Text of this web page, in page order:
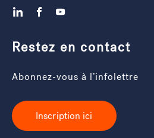
Restez en contact
Abonnez-vous à l’infolettre
Inscription ici
LinkedInFacebookYouTube